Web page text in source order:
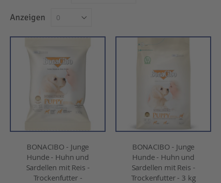
Anzeigen
BONACIBO - Junge
Hunde - Huhn und
Sardellen mit Reis -
Trockenfutter -
BONACIBO - Junge
Hunde - Huhn und
Sardellen mit Reis -
Trockenfutter - 3 kg